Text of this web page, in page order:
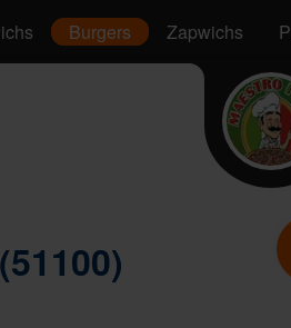
Burgers Zapwichs